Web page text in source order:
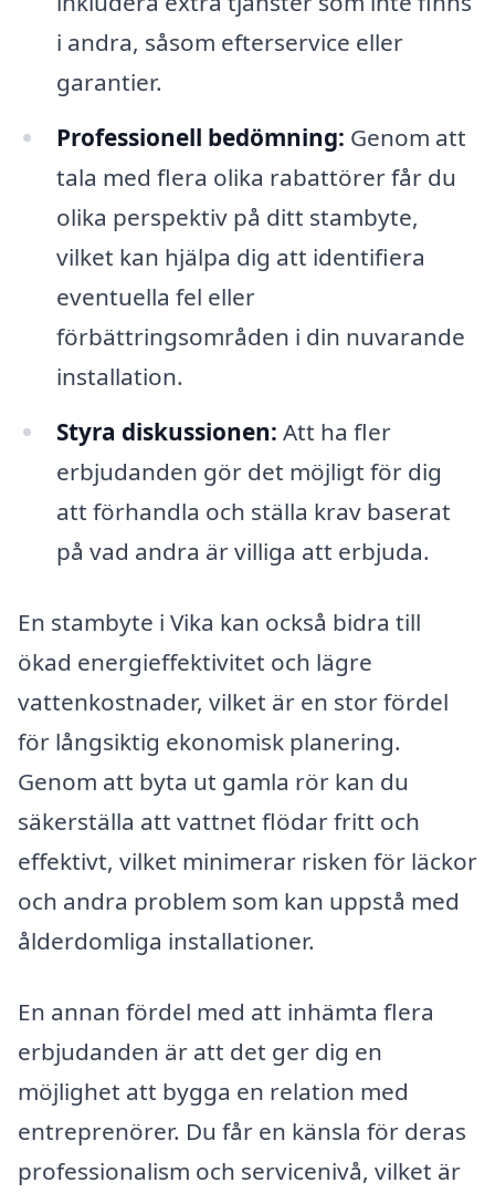
i andra, såsom efterservice eller
garantier.
Professionell bedömning: Genom att
tala med flera olika rabattörer får du
olika perspektiv på ditt stambyte,
vilket kan hjälpa dig att identifiera
eventuella fel eller
förbättringsområden i din nuvarande
installation.
Styra diskussionen: Att ha fler
erbjudanden gör det möjligt för dig
att förhandla och ställa krav baserat
på vad andra är villiga att erbjuda.
En stambyte i Vika kan också bidra till
ökad energieffektivitet och lägre
vattenkostnader, vilket är en stor fördel
för långsiktig ekonomisk planering.
Genom att byta ut gamla rör kan du
säkerställa att vattnet flödar fritt och
effektivt, vilket minimerar risken för läckor
och andra problem som kan uppstå med
ålderdomliga installationer.
En annan fördel med att inhämta flera
erbjudanden är att det ger dig en
möjlighet att bygga en relation med
entreprenörer. Du får en känsla för deras
professionalism och servicenivå, vilket är